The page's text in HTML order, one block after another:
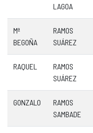
LAGOA
Mª
BEGOÑA
RAMOS
SUÁREZ
RAQUEL
RAMOS
SUÁREZ
GONZALO
RAMOS
SAMBADE